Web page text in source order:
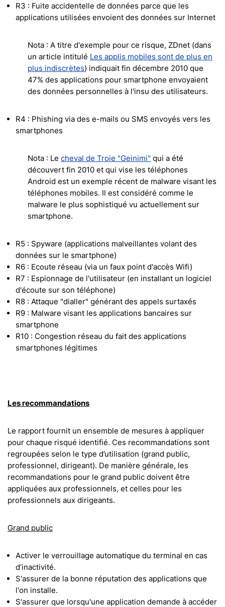
R3 : Fuite accidentelle de données parce que les
applications utilisées envoient des données sur Internet
Nota : A titre d'exemple pour ce risque, ZDnet (dans
un article intitulé Les applis mobiles sont de plus en
plus indiscrètes) indiquait fin décembre 2010 que
47% des applications pour smartphone envoyaient
des données personnelles à l'insu des utilisateurs.
R4 : Phishing via des e-mails ou SMS envoyés vers les
smartphones
Nota : Le cheval de Troie "Geinimi" qui a été
découvert fin 2010 et qui vise les téléphones
Android est un exemple récent de malware visant les
téléphones mobiles. Il est considéré comme le
malware le plus sophistiqué vu actuellement sur
smartphone.
R5 : Spyware (applications malveillantes volant des
données sur le smartphone)
R6 : Ecoute réseau (via un faux point d'accès Wifi)
R7 : Espionnage de l'utilisateur (en installant un logiciel
d'écoute sur son téléphone)
R8 : Attaque "dialler" générant des appels surtaxés
R9 : Malware visant les applications bancaires sur
smartphone
R10 : Congestion réseau du fait des applications
smartphones légitimes
Les recommandations
Le rapport fournit un ensemble de mesures à appliquer
pour chaque risqué identifié. Ces recommandations sont
regroupées selon le type d’utilisation (grand public,
professionnel, dirigeant). De manière générale, les
recommandations pour le grand public doivent être
appliquées aux professionnels, et celles pour les
professionnels aux dirigeants.
Grand public
Activer le verrouillage automatique du terminal en cas
d’inactivité.
S'assurer de la bonne réputation des applications que
l'on installe.
S'assurer que lorsqu'une application demande à accéder